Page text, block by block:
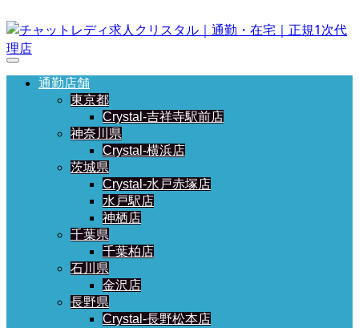
通勤店舗
東京都
Crystal-吉祥寺駅前店
神奈川県
Crystal-横浜店
茨城県
Crystal-水戸赤塚店
水戸駅店
神栖店
千葉県
千葉柏店
石川県
金沢店
長野県
Crystal-長野松本店